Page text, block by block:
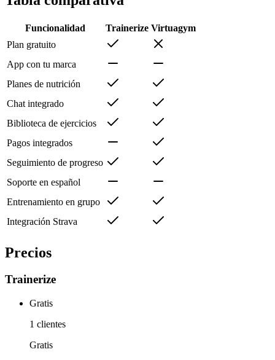
Funcionalidad Trainerize Virtuagym
Plan gratuito
App con tu marca
Planes de nutrición
Chat integrado
Biblioteca de ejercicios
Pagos integrados
Seguimiento de progreso
Soporte en español
Entrenamiento en grupo
Integración Strava
Precios
Trainerize
Gratis
1 clientes
Gratis